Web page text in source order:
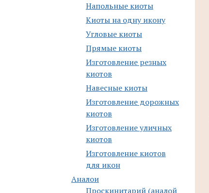
Напольные киоты
Киоты на одну икону
Угловые киоты
Прямые киоты
Изготовление резных
киотов
Навесные киоты
Изготовление дорожных
киотов
Изготовление уличных
киотов
Изготовление киотов
для икон
Аналои
Проскинитарий (аналой